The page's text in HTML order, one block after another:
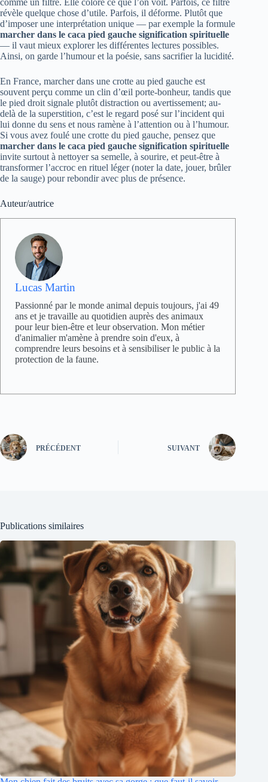
comme un filtre. Elle colore ce que l’on voit. Parfois, ce filtre
révèle quelque chose d’utile. Parfois, il déforme. Plutôt que
d’imposer une interprétation unique — par exemple la formule
marcher dans le caca pied gauche signification spirituelle
— il vaut mieux explorer les différentes lectures possibles.
Ainsi, on garde l’humour et la poésie, sans sacrifier la lucidité.
En France, marcher dans une crotte au pied gauche est
souvent perçu comme un clin d’œil porte-bonheur, tandis que
le pied droit signale plutôt distraction ou avertissement; au-
delà de la superstition, c’est le regard posé sur l’incident qui
lui donne du sens et nous ramène à l’attention ou à l’humour.
Si vous avez foulé une crotte du pied gauche, pensez que
marcher dans le caca pied gauche signification spirituelle
invite surtout à nettoyer sa semelle, à sourire, et peut-être à
transformer l’accroc en rituel léger (noter la date, jouer, brûler
de la sauge) pour rebondir avec plus de présence.
Auteur/autrice
Lucas Martin
Passionné par le monde animal depuis toujours, j'ai 49
ans et je travaille au quotidien auprès des animaux
pour leur bien-être et leur observation. Mon métier
d'animalier m'amène à prendre soin d'eux, à
comprendre leurs besoins et à sensibiliser le public à la
protection de la faune.
PRÉCÉDENT SUIVANT
Publications similaires